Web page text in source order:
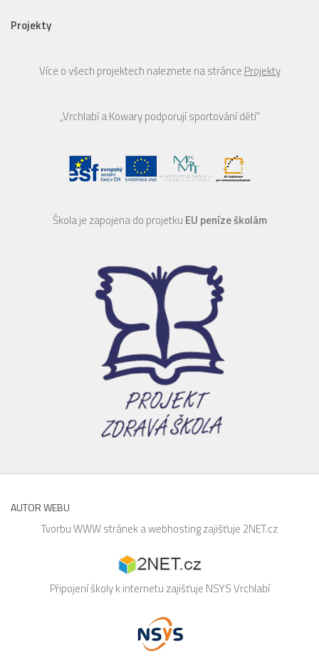
Projekty
Více o všech projektech naleznete na stránce Projekty
„Vrchlabí a Kowary podporují sportování dětí“
Škola je zapojena do projetku EU peníze školám
AUTOR WEBU
Tvorbu WWW stránek a webhosting zajišťuje 2NET.cz
Připojení školy k internetu zajišťuje NSYSVrchlabí